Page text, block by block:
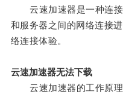
云速加速器是一种连接
和服务器之间的网络连接
络连接体验。
云速加速器无法下载
云速加速器的工作原理